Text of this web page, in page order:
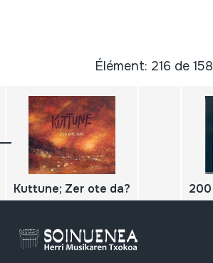
Élément: 216 de
Kuttune; Zer ote da?